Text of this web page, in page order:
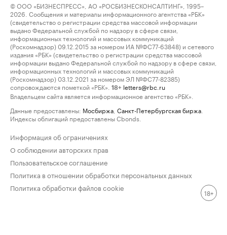
© ООО «БИЗНЕСПРЕСС», АО «РОСБИЗНЕСКОНСАЛТИНГ», 1995–
2026. Сообщения и материалы информационного агентства «РБК»
(свидетельство о регистрации средства массовой информации
выдано Федеральной службой по надзору в сфере связи,
информационных технологий и массовых коммуникаций
(Роскомнадзор) 09.12.2015 за номером ИА №ФС77-63848) и сетевого
издания «РБК» (свидетельство о регистрации средства массовой
информации выдано Федеральной службой по надзору в сфере связи,
информационных технологий и массовых коммуникаций
(Роскомнадзор) 03.12.2021 за номером ЭЛ №ФС77-82385)
сопровождаются пометкой «РБК».
18+ letters@rbc.ru
Владельцем сайта является информационное агентство «РБК».
Данные предоставлены: Мосбиржа Санкт-Петербургская биржа
Индексы облигаций предоставлены Cbonds.
Информация об ограничениях
О соблюдении авторских прав
Пользовательское соглашение
Политика в отношении обработки персональных данных
Политика обработки файлов cookie
18+